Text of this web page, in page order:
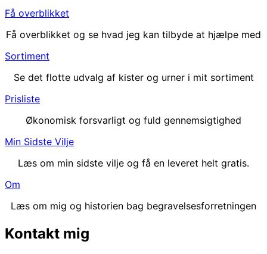
Få overblikket
Få overblikket og se hvad jeg kan tilbyde at hjælpe med
Sortiment
Se det flotte udvalg af kister og urner i mit sortiment
Prisliste
Økonomisk forsvarligt og fuld gennemsigtighed
Min Sidste Vilje
Læs om min sidste vilje og få en leveret helt gratis.
Om
Læs om mig og historien bag begravelsesforretningen
Kontakt mig